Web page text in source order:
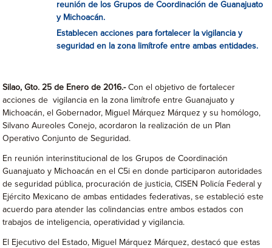
reunión de los Grupos de Coordinación de Guanajuato
y Michoacán.
Establecen acciones para fortalecer la vigilancia y
seguridad en la zona limítrofe entre ambas entidades.
Silao, Gto. 25 de Enero de 2016.-Con el objetivo de fortalecer
acciones de vigilancia en la zona limítrofe entre Guanajuato y
Michoacán, el Gobernador, Miguel Márquez Márquez y su homólogo,
Silvano Aureoles Conejo, acordaron la realización de un Plan
Operativo Conjunto de Seguridad.
En reunión interinstitucional de los Grupos de Coordinación
Guanajuato y Michoacán en el C5i en donde participaron autoridades
de seguridad pública, procuración de justicia, CISEN Policía Federal y
Ejército Mexicano de ambas entidades federativas, se estableció este
acuerdo para atender las colindancias entre ambos estados con
trabajos de inteligencia, operatividad y vigilancia.
El Ejecutivo del Estado, Miguel Márquez Márquez, destacó que estas